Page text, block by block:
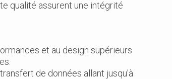
qualité assurent une intégrité
et au design supérieurs
de données allant jusqu'à